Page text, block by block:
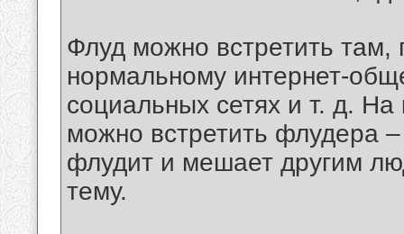
Флуд можно встретить там,
нормальному интернет-
социальных сетях и т. д.
можно встретить флудера
флудит и мешает другим
тему.